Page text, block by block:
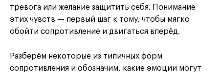
тревога или желание защитить себя. Понимание
этих чувств — первый шаг к тому, чтобы мягко
обойти сопротивление и двигаться вперёд.
Разберём некоторые из типичных форм
сопротивления и обозначим, какие эмоции могут